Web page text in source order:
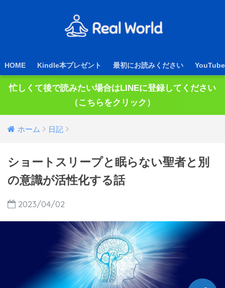
HOME Kindle本プレゼント 最初にお読みください YouTube
忙しくて後で読みたい場合はLINEに登録してください
（こちらをクリック）
ホーム 日記
ショートスリープと眠らない聖者と別
の意識が活性化する話
2023/04/02